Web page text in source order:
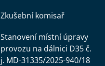
Zkušební komisař
Stanovení místní úpravy
provozu na dálnici D35 č.
j. MD-31335/2025-940/18